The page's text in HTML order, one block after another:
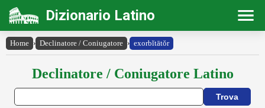
Dizionario Latino
Home › Declinatore / Coniugatore › exorbĭtātŏr
Declinatore / Coniugatore Latino